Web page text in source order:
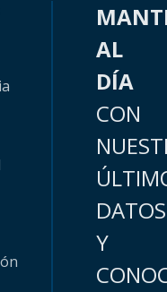
AL
DÍA
CON
DATOS
Y